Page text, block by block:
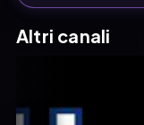
Altri canali